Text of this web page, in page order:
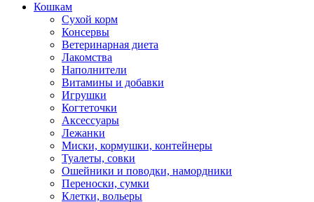
Кошкам
Сухой корм
Консервы
Ветеринарная диета
Лакомства
Наполнители
Витамины и добавки
Игрушки
Когтеточки
Аксессуары
Лежанки
Миски, кормушки, контейнеры
Туалеты, совки
Ошейники и поводки, намордники
Переноски, сумки
Клетки, вольеры